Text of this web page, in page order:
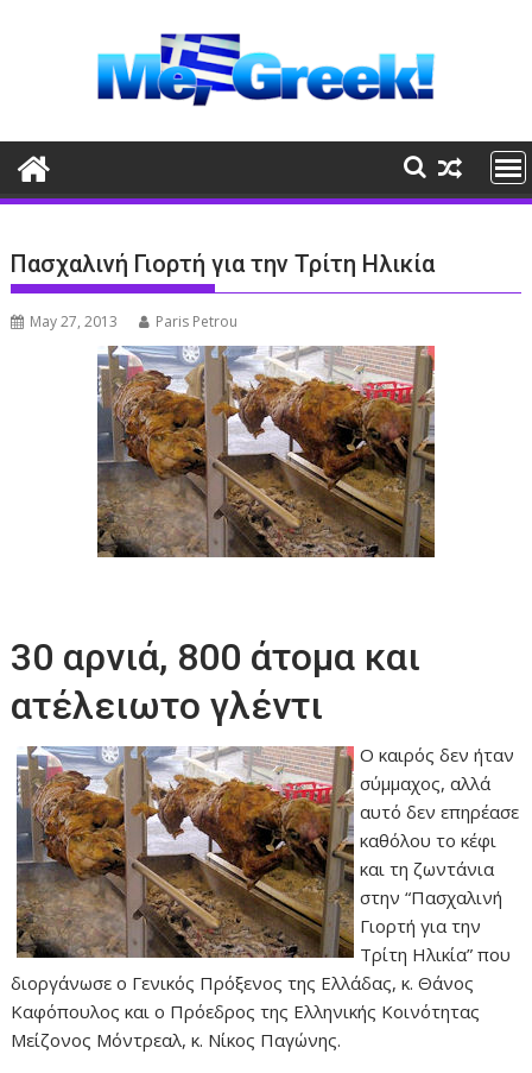
Πασχαλινή Γιορτή για την Τρίτη Ηλικία
May 27, 2013 Paris Petrou
30 αρνιά, 800 άτομα και
ατέλειωτο γλέντι
Ο καιρός δεν ήταν
σύμμαχος, αλλά
αυτό δεν επηρέασε
καθόλου το κέφι
και τη ζωντάνια
στην “Πασχαλινή
Γιορτή για την
Τρίτη Ηλικία” που
διοργάνωσε ο Γενικός Πρόξενος της Ελλάδας, κ. Θάνος
Καφόπουλος και ο Πρόεδρος της Ελληνικής Κοινότητας
Μείζονος Μόντρεαλ, κ. Νίκος Παγώνης.